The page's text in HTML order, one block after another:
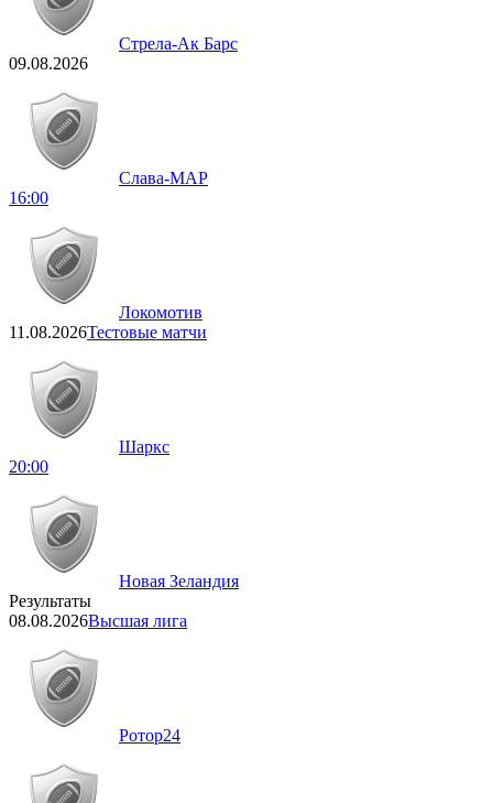
Стрела-Ак Барс
09.08.2026
Слава-МАР
16:00
Локомотив
11.08.2026Тестовые матчи
Шаркс
20:00
Новая Зеландия
Результаты
08.08.2026Высшая лига
Ротор24